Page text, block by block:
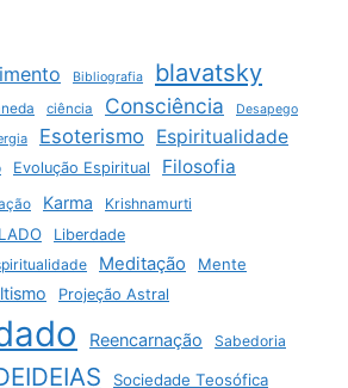
Bibliografia blavatsky
ciência Consciência Desapego
Esoterismo Espiritualidade
Evolução Espiritual Filosofia
Karma Krishnamurti
Liberdade
Meditação Mente
Projeção Astral
Reencarnação Sabedoria
Sociedade Teosófica